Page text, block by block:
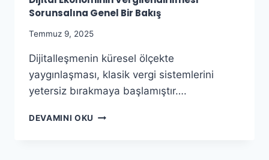
Sorunsalına Genel Bir Bakış
Temmuz 9, 2025
Dijitalleşmenin küresel ölçekte
yaygınlaşması, klasik vergi sistemlerini
yetersiz bırakmaya başlamıştır….
DEVAMINI OKU DIJITAL